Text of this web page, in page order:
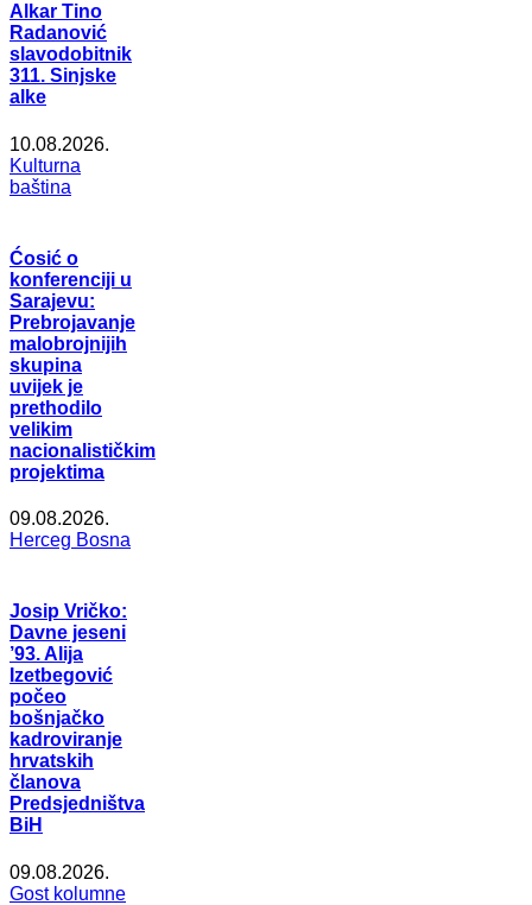
Alkar Tino
Radanović
slavodobitnik
311. Sinjske
alke
10.08.2026.
Kulturna
baština
Ćosić o
konferenciji u
Sarajevu:
Prebrojavanje
malobrojnijih
skupina
uvijek je
prethodilo
velikim
nacionalističkim
projektima
09.08.2026.
Herceg Bosna
Josip Vričko:
Davne jeseni
’93. Alija
Izetbegović
počeo
bošnjačko
kadroviranje
hrvatskih
članova
Predsjedništva
BiH
09.08.2026.
Gost kolumne